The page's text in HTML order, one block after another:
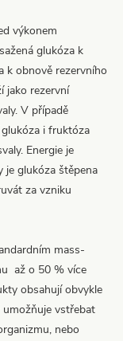
výkonem
glukóza k
k obnově rezervního
jako rezervní
V případě
i fruktóza
Energie je
je glukóza štěpena
za vzniku
mass-
až o 50 % více
obsahují obvykle
umožňuje vstřebat
nebo